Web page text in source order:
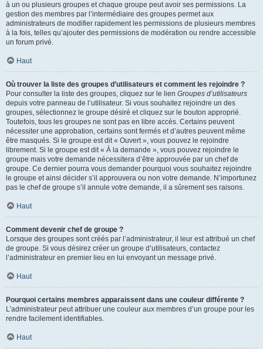
à un ou plusieurs groupes et chaque groupe peut avoir ses permissions. La
gestion des membres par l’intermédiaire des groupes permet aux
administrateurs de modifier rapidement les permissions de plusieurs membres
à la fois, telles qu’ajouter des permissions de modération ou rendre accessible
un forum privé.
Haut
Où trouver la liste des groupes d’utilisateurs et comment les rejoindre ?
Pour consulter la liste des groupes, cliquez sur le lien Groupes d’utilisateurs
depuis votre panneau de l’utilisateur. Si vous souhaitez rejoindre un des
groupes, sélectionnez le groupe désiré et cliquez sur le bouton approprié.
Toutefois, tous les groupes ne sont pas en libre accès. Certains peuvent
nécessiter une approbation, certains sont fermés et d’autres peuvent même
être masqués. Si le groupe est dit « Ouvert », vous pouvez le rejoindre
librement. Si le groupe est dit « À la demande », vous pouvez rejoindre le
groupe mais votre demande nécessitera d’être approuvée par un chef de
groupe. Ce dernier pourra vous demander pourquoi vous souhaitez rejoindre
le groupe et ainsi décider s’il approuvera ou non votre demande. N’importunez
pas le chef de groupe s’il annule votre demande, il a sûrement ses raisons.
Haut
Comment devenir chef de groupe ?
Lorsque des groupes sont créés par l’administrateur, il leur est attribué un chef
de groupe. Si vous désirez créer un groupe d’utilisateurs, contactez
l’administrateur en premier lieu en lui envoyant un message privé.
Haut
Pourquoi certains membres apparaissent dans une couleur différente ?
L’administrateur peut attribuer une couleur aux membres d’un groupe pour les
rendre facilement identifiables.
Haut